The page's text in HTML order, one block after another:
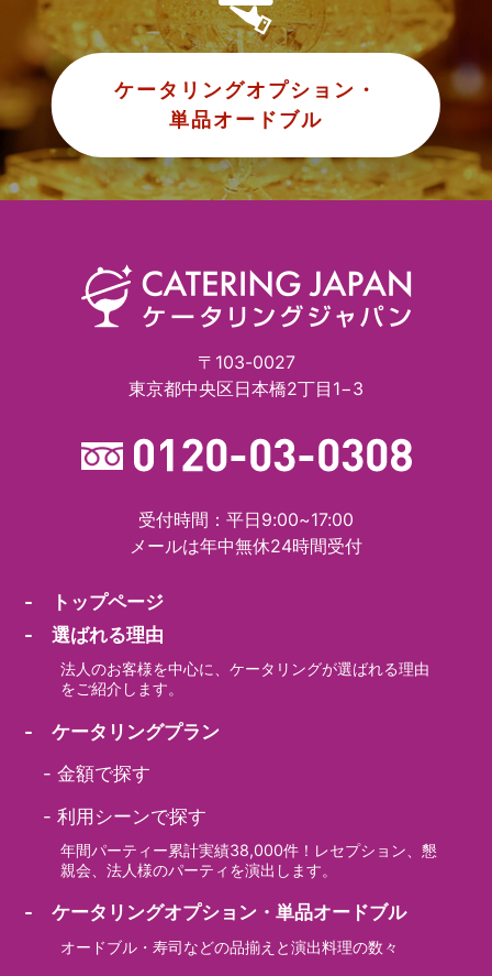
ケータリングオプション・
単品オードブル
〒103-0027
東京都中央区日本橋2丁目1−3
受付時間：平日9:00~17:00
メールは年中無休24時間受付
- トップページ
- 選ばれる理由
法人のお客様を中心に、ケータリングが選ばれる理由
をご紹介します。
- ケータリングプラン
-金額で探す
-利用シーンで探す
年間パーティー累計実績38,000件！レセプション、懇
親会、法人様のパーティを演出します。
- ケータリングオプション・単品オードブル
オードブル・寿司などの品揃えと演出料理の数々